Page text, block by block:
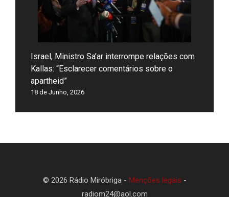
Israel, Ministro Sa’ar interrompe relações com
Kallas: “Esclarecer comentários sobre o
apartheid”
18 de Junho, 2026
© 2026 Rádio Miróbriga - Menções legais -
radiom24@aol.com